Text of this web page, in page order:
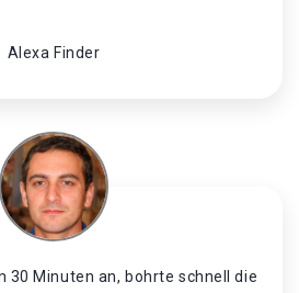
Alexa Finder
30 Minuten an, bohrte schnell die